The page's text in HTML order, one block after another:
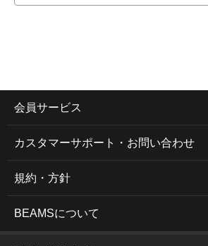
会員サービス
カスタマーサポート・お問い合わせ
規約・方針
BEAMSについて